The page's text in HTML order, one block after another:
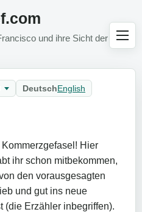
und ihre Sicht der
DeutschEnglish
Hier
ihr schon mitbekommen,
den vorausgesagten
und gut ins neue
(die Erzähler inbegriffen).